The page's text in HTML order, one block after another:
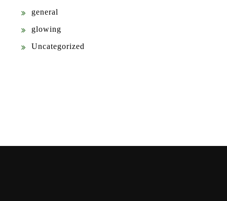
general
glowing
Uncategorized